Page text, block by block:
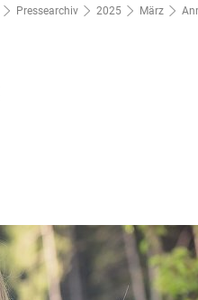
Pressearchiv 2025 März